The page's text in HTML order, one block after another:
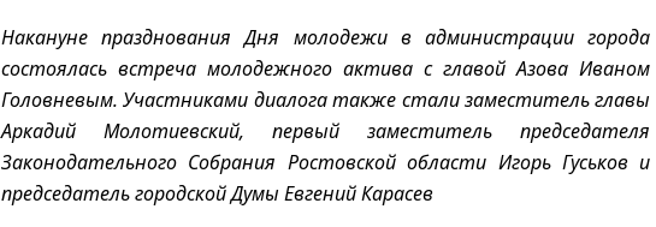
Накануне празднования Дня молодежи в администрации города
состоялась встреча молодежного актива с главой Азова Иваном
Головневым. Участниками диалога также стали заместитель главы
Аркадий Молотиевский, первый заместитель председателя
Законодательного Собрания Ростовской области Игорь Гуськов и
председатель городской Думы Евгений Карасев